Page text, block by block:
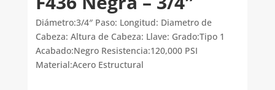
Diámetro:3/4″ Paso: Longitud: Diametro de
Cabeza: Altura de Cabeza: Llave: Grado:Tipo 1
Acabado:Negro Resistencia:120,000 PSI
Material:Acero Estructural